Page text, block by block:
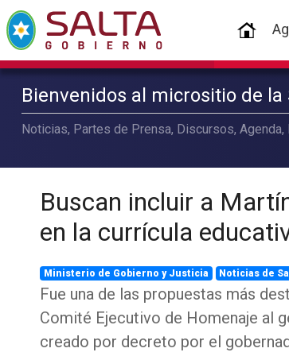
Bienvenidos al micrositio de
Noticias, Partes de Prensa, Discursos,
Buscan incluir a
en la currícula
Ministerio de Gobierno y Justicia Noticias de
Fue una de las propuestas más
Comité Ejecutivo de Homenaje al
creado por decreto por el